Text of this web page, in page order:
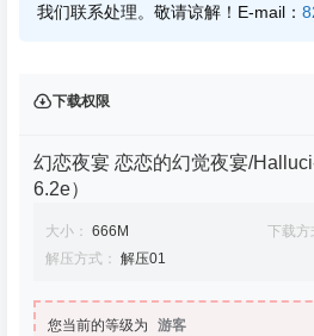
我们联系处理。敬请谅解！E-mail：
下载权限
幻恋夜宴 恋恋的幻觉夜宴/
6.2e）
大小： 666M 下载方
解压方式： 解压01
您当前的等级为 游客